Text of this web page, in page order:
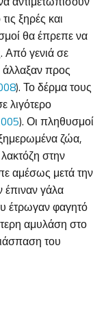
ξηρές και
θα έπρεπε να
Από γενιά σε
άλλαξαν προς
). Το δέρμα τους
λιγότερο
). Οι πληθυσμοί
ζώα,
στην
αμέσως μετά την
γάλα
έτρωγαν φαγητό
αμυλάση στο
του